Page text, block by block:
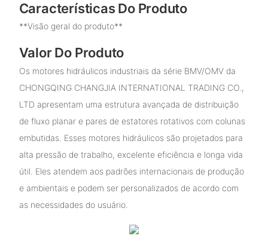
Características Do Produto
**Visão geral do produto**
Valor Do Produto
Os motores hidráulicos industriais da série BMV/OMV da
CHONGQING CHANGJIA INTERNATIONAL TRADING CO.,
LTD apresentam uma estrutura avançada de distribuição
de fluxo planar e pares de estatores rotativos com colunas
embutidas. Esses motores hidráulicos são projetados para
alta pressão de trabalho, excelente eficiência e longa vida
útil. Eles atendem aos padrões internacionais de produção
e ambientais e podem ser personalizados de acordo com
as necessidades do usuário.